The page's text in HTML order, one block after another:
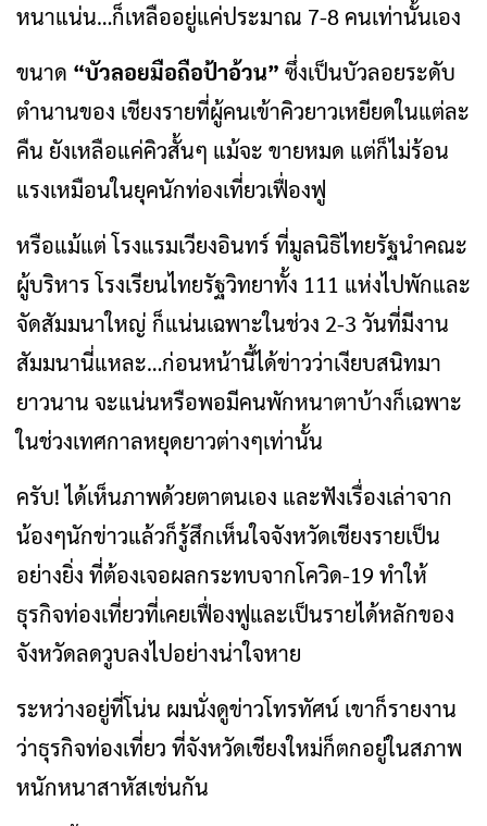
หนาแน่น…ก็เหลืออยู่แค่ประมาณ 7-8 คนเท่านั้นเอง
ขนาด “บัวลอยมือถือป้าอ้วน” ซึ่งเป็นบัวลอยระดับ
ตำนานของ เชียงรายที่ผู้คนเข้าคิวยาวเหยียดในแต่ละ
คืน ยังเหลือแค่คิวสั้นๆ แม้จะ ขายหมด แต่ก็ไม่ร้อน
แรงเหมือนในยุคนักท่องเที่ยวเฟื่องฟู
หรือแม้แต่ โรงแรมเวียงอินทร์ ที่มูลนิธิไทยรัฐนำคณะ
ผู้บริหาร โรงเรียนไทยรัฐวิทยาทั้ง 111 แห่งไปพักและ
จัดสัมมนาใหญ่ ก็แน่นเฉพาะในช่วง 2-3 วันที่มีงาน
สัมมนานี่แหละ…ก่อนหน้านี้ได้ข่าวว่าเงียบสนิทมา
ยาวนาน จะแน่นหรือพอมีคนพักหนาตาบ้างก็เฉพาะ
ในช่วงเทศกาลหยุดยาวต่างๆเท่านั้น
ครับ! ได้เห็นภาพด้วยตาตนเอง และฟังเรื่องเล่าจาก
น้องๆนักข่าวแล้วก็รู้สึกเห็นใจจังหวัดเชียงรายเป็น
อย่างยิ่ง ที่ต้องเจอผลกระทบจากโควิด-19 ทำให้
ธุรกิจท่องเที่ยวที่เคยเฟื่องฟูและเป็นรายได้หลักของ
จังหวัดลดวูบลงไปอย่างน่าใจหาย
ระหว่างอยู่ที่โน่น ผมนั่งดูข่าวโทรทัศน์ เขาก็รายงาน
ว่าธุรกิจท่องเที่ยว ที่จังหวัดเชียงใหม่ก็ตกอยู่ในสภาพ
หนักหนาสาหัสเช่นกัน